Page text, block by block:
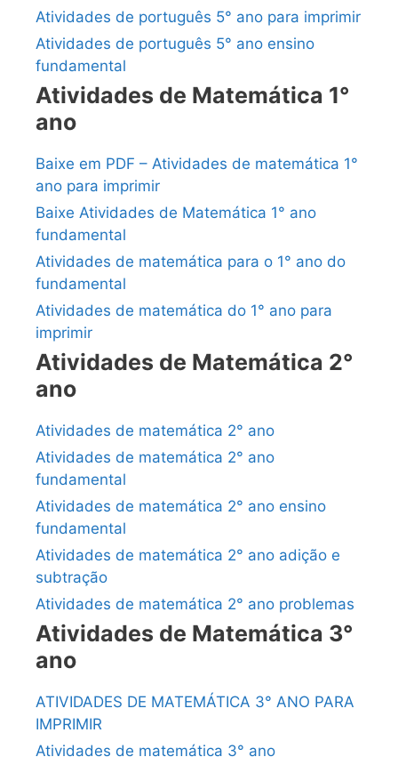
Atividades de português 5° ano para imprimir
Atividades de português 5° ano ensino
fundamental
Atividades de Matemática 1°
ano
Baixe em PDF – Atividades de matemática 1°
ano para imprimir
Baixe Atividades de Matemática 1° ano
fundamental
Atividades de matemática para o 1° ano do
fundamental
Atividades de matemática do 1° ano para
imprimir
Atividades de Matemática 2°
ano
Atividades de matemática 2° ano
Atividades de matemática 2° ano
fundamental
Atividades de matemática 2° ano ensino
fundamental
Atividades de matemática 2° ano adição e
subtração
Atividades de matemática 2° ano problemas
Atividades de Matemática 3°
ano
ATIVIDADES DE MATEMÁTICA 3° ANO PARA
IMPRIMIR
Atividades de matemática 3° ano